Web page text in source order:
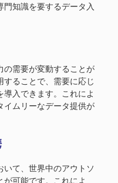
知識を要するデータ入
の需要が変動することが
することで、需要に応じ
入できます。これによ
イムリーなデータ提供が
いて、世界中のアウトソ
可能です。これによ